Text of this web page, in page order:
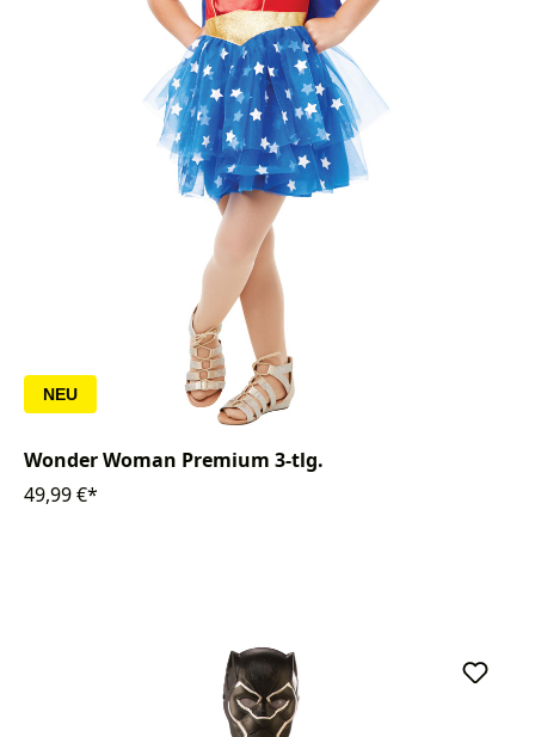
NEU
Wonder Woman Premium 3-tlg.
49,99 €*